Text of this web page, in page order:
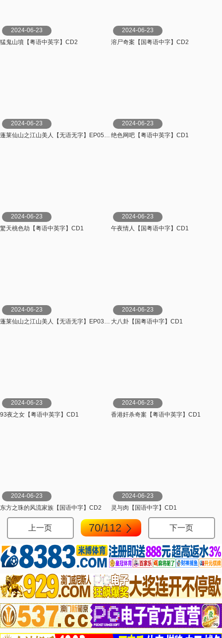
猛鬼山墳【粤语中英字】CD2
2024-06-23
溶尸奇案【国粤语中字】CD2
2024-06-23
蓬莱仙山之江山美人【无语无字】EP05-06
2024-06-23
绝色网吧【粤语中英字】CD1
2024-06-23
驚天桃色劫【粤语中英字】CD1
2024-06-23
午夜情人【国粤语中字】CD1
2024-06-23
蓬莱仙山之江山美人【无语无字】EP03-04
2024-06-23
大八卦【国粤语中字】CD1
2024-06-23
93夜之女【粤语中英字】CD1
2024-06-23
香港奸杀奇案【粤语中英字】CD1
2024-06-23
东方之珠的风流家族【国语中字】CD2
2024-06-23
灵与肉【国语中字】CD1
2024-06-23
上一页 70/112 下一页